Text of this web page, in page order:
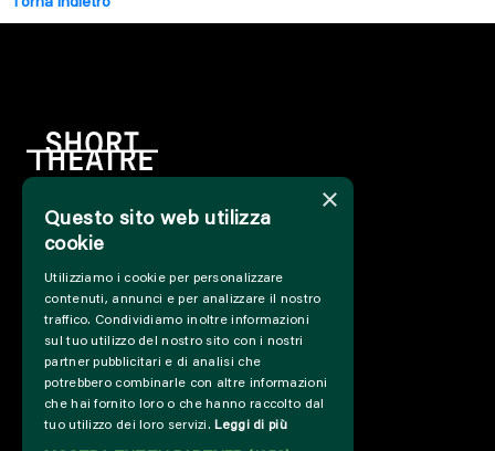
HOME
SOSTIENICI
PRESS&PROFESSIONAL
CHI SIAMO
PARTNER
PROGETTI E COLLABORAZIONI
CUT / ANALOGUE
×
Questo sito web utilizza
cookie
Utilizziamo i cookie per personalizzare
contenuti, annunci e per analizzare il nostro
traffico. Condividiamo inoltre informazioni
sul tuo utilizzo del nostro sito con i nostri
partner pubblicitari e di analisi che
potrebbero combinarle con altre informazioni
che hai fornito loro o che hanno raccolto dal
tuo utilizzo dei loro servizi. Leggi di più